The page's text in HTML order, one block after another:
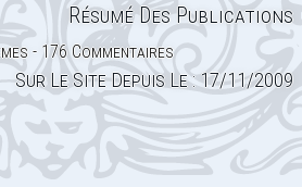
Résumé Des Publications
- 176 Commentaires
Sur Le Site Depuis Le : 17/11/2009